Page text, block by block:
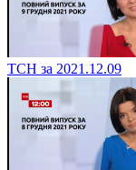
ТСН за 2021.12.09